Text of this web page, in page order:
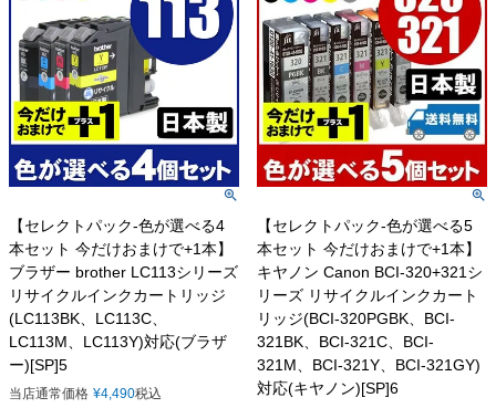
【セレクトパック-色が選べる4
本セット 今だけおまけで+1本】
ブラザー brother LC113シリーズ
リサイクルインクカートリッジ
(LC113BK、LC113C、
LC113M、LC113Y)対応(ブラザ
ー)[SP]5
当店通常価格 ¥4,490税込
【セレクトパック-色が選べる5
本セット 今だけおまけで+1本】
キヤノン Canon BCI-320+321シ
リーズ リサイクルインクカート
リッジ(BCI-320PGBK、BCI-
321BK、BCI-321C、BCI-
321M、BCI-321Y、BCI-321GY)
対応(キヤノン)[SP]6